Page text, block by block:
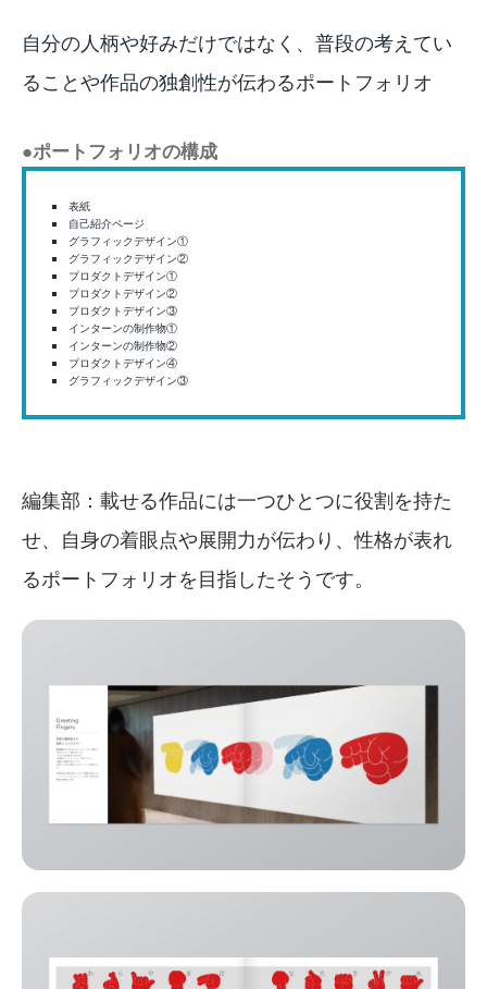
自分の人柄や好みだけではなく、普段の考えてい
ることや作品の独創性が伝わるポートフォリオ
●ポートフォリオの構成
表紙
自己紹介ページ
グラフィックデザイン①
グラフィックデザイン②
プロダクトデザイン①
プロダクトデザイン②
プロダクトデザイン③
インターンの制作物①
インターンの制作物②
プロダクトデザイン④
グラフィックデザイン③
編集部：載せる作品には一つひとつに役割を持た
せ、自身の着眼点や展開力が伝わり、性格が表れ
るポートフォリオを目指したそうです。